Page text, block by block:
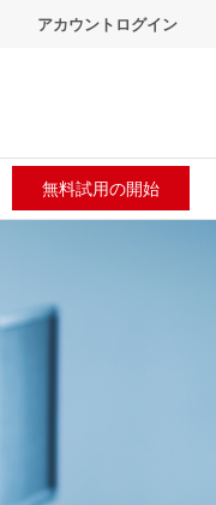
アカウントログイン
無料試用の開始